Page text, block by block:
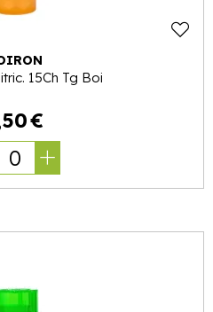
15Ch Tg Boi
50€
0